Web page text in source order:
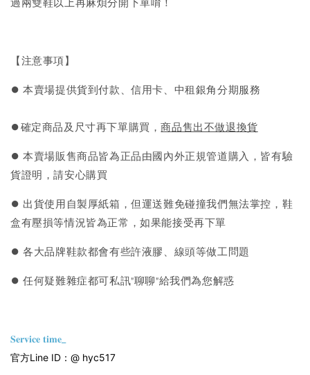
過兩雙鞋以上再麻煩分開下單唷！
【注意事項】
⏺︎ 本賣場提供貨到付款、信用卡、中租銀角分期服務
⏺︎確定商品及尺寸再下單購買，商品售出不做退換貨
⏺︎ 本賣場販售商品皆為正品由國內外正規管道購入，皆有驗
貨證明，請安心購買
⏺︎ 出貨使用自製厚紙箱，但運送難免碰撞我們無法掌控，鞋
盒有壓損等情況皆為正常，如果能接受再下單
⏺︎ 各大品牌鞋款都會有些許液膠、線頭等做工問題
⏺︎ 任何疑難雜症都可私訊"聊聊"給我們為您解惑
𝐒𝐞𝐫𝐯𝐢𝐜𝐞 𝐭𝐢𝐦𝐞_
官方Line ID：@ hyc517